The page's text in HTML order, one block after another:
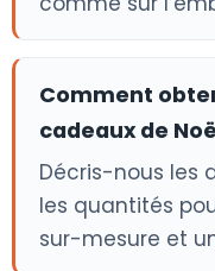
Comment
cadeaux de
Décris-nous les
les quantités
sur-mesure et